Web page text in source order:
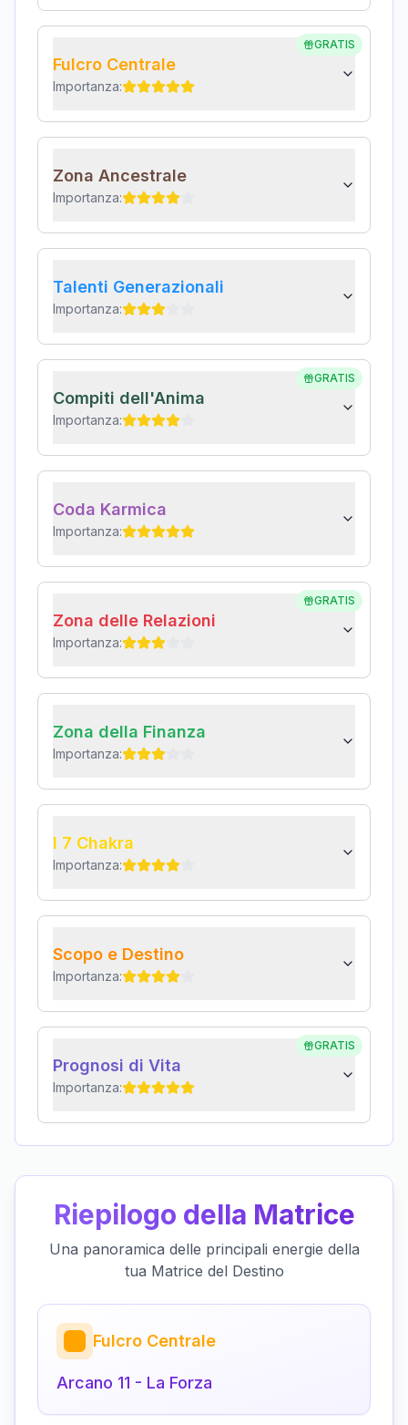
GRATIS
Fulcro Centrale
Importanza:
Zona Ancestrale
Importanza:
Talenti Generazionali
Importanza:
GRATIS
Compiti dell'Anima
Importanza:
Coda Karmica
Importanza:
GRATIS
Zona delle Relazioni
Importanza:
Zona della Finanza
Importanza:
I 7 Chakra
Importanza:
Scopo e Destino
Importanza:
GRATIS
Prognosi di Vita
Importanza:
Riepilogo della Matrice
Una panoramica delle principali energie della
tua Matrice del Destino
Fulcro Centrale
Arcano 11 - La Forza